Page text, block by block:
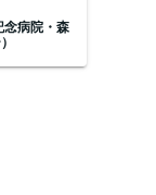
念病院・森